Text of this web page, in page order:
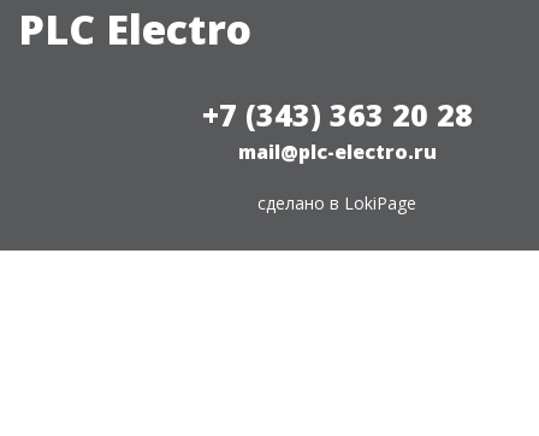
PLC Electro
+7 (343) 363 20 28
mail@plc-electro.ru
сделано в LokiPage